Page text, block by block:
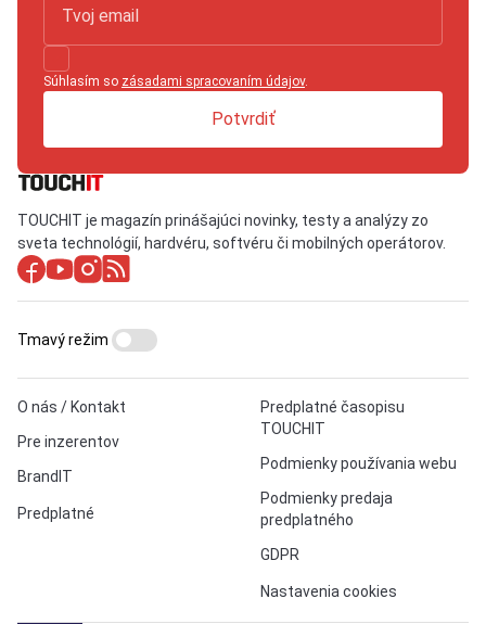
Súhlasím so zásadami spracovaním údajov.
Potvrdiť
TOUCHIT je magazín prinášajúci novinky, testy a analýzy zo
sveta technológií, hardvéru, softvéru či mobilných operátorov.
O nás / Kontakt
Pre inzerentov
BrandIT
Predplatné
Predplatné časopisu
TOUCHIT
Podmienky používania webu
Podmienky predaja
predplatného
GDPR
Nastavenia cookies
Tmavý režim